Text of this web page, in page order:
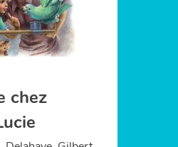
chez